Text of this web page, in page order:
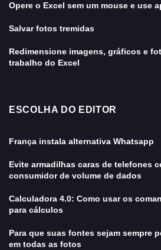
Opere o Excel sem um mouse e use
Salvar fotos tremidas
Redimensione imagens, gráficos e
trabalho do Excel
ESCOLHA DO EDITOR
França instala alternativa Whatsapp
Evite armadilhas caras de telefones
consumidor de volume de dados
Calculadora 4.0: Como usar os
para cálculos
Para que suas fontes sejam sempre
em todas as fotos